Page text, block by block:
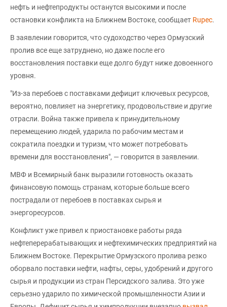
нефть и нефтепродукты останутся высокими и после
остановки конфликта на Ближнем Востоке, сообщает Rupec.
В заявлении говорится, что судоходство через Ормузский
пролив все еще затруднено, но даже после его
восстановления поставки еще долго будут ниже довоенного
уровня.
"Из-за перебоев с поставками дефицит ключевых ресурсов,
вероятно, повлияет на энергетику, продовольствие и другие
отрасли. Война также привела к принудительному
перемещению людей, ударила по рабочим местам и
сократила поездки и туризм, что может потребовать
времени для восстановления", — говорится в заявлении.
МВФ и Всемирный банк выразили готовность оказать
финансовую помощь странам, которые больше всего
пострадали от перебоев в поставках сырья и
энергоресурсов.
Конфликт уже привел к приостановке работы ряда
нефтеперерабатывающих и нефтехимических предприятий на
Ближнем Востоке. Перекрытие Ормузского пролива резко
оборвало поставки нефти, нафты, серы, удобрений и другого
сырья и продукции из стран Персидского залива. Это уже
серьезно ударило по химической промышленности Азии и